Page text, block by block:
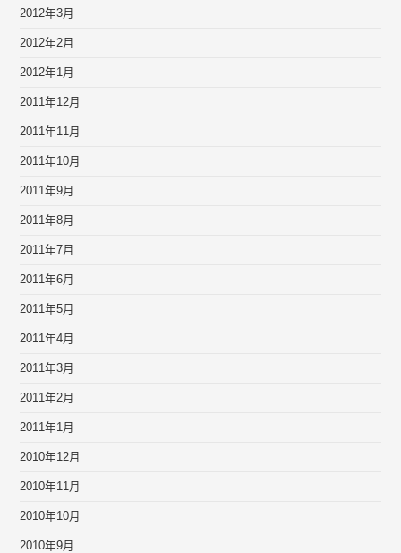
2012年3月
2012年2月
2012年1月
2011年12月
2011年11月
2011年10月
2011年9月
2011年8月
2011年7月
2011年6月
2011年5月
2011年4月
2011年3月
2011年2月
2011年1月
2010年12月
2010年11月
2010年10月
2010年9月